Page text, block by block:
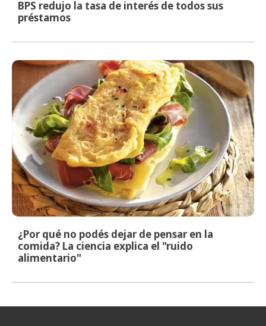
BPS redujo la tasa de interés de todos sus
préstamos
¿Por qué no podés dejar de pensar en la
comida? La ciencia explica el "ruido
alimentario"